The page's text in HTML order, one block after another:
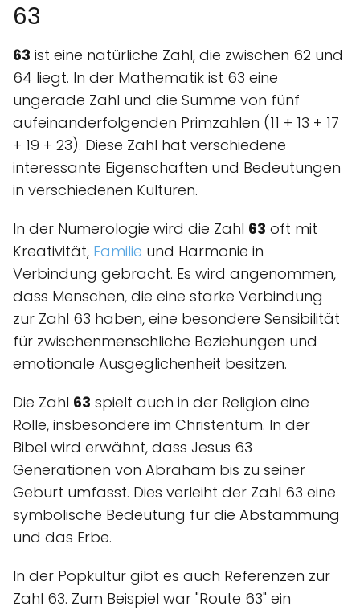
63
63 ist eine natürliche Zahl, die zwischen 62 und
64 liegt. In der Mathematik ist 63 eine
ungerade Zahl und die Summe von fünf
aufeinanderfolgenden Primzahlen (11 + 13 + 17
+ 19 + 23). Diese Zahl hat verschiedene
interessante Eigenschaften und Bedeutungen
in verschiedenen Kulturen.
In der Numerologie wird die Zahl 63 oft mit
Kreativität, Familie und Harmonie in
Verbindung gebracht. Es wird angenommen,
dass Menschen, die eine starke Verbindung
zur Zahl 63 haben, eine besondere Sensibilität
für zwischenmenschliche Beziehungen und
emotionale Ausgeglichenheit besitzen.
Die Zahl 63 spielt auch in der Religion eine
Rolle, insbesondere im Christentum. In der
Bibel wird erwähnt, dass Jesus 63
Generationen von Abraham bis zu seiner
Geburt umfasst. Dies verleiht der Zahl 63 eine
symbolische Bedeutung für die Abstammung
und das Erbe.
In der Popkultur gibt es auch Referenzen zur
Zahl 63. Zum Beispiel war "Route 63" ein